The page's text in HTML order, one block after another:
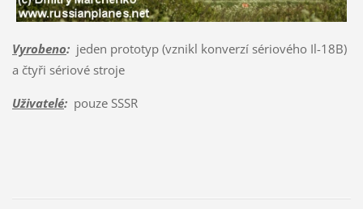
Vyrobeno:jeden prototyp (vznikl konverzí sériového Il-18B)
a čtyři sériové stroje
Uživatelé:pouze SSSR